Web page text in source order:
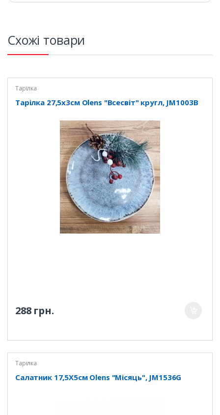
Схожі товари
Тарілка
Тарілка 27,5х3см Olens "Всесвіт" кругл, JM1003B
288 грн.
Тарілка
Салатник 17,5Х5см Olens "Місяць", JM1536G